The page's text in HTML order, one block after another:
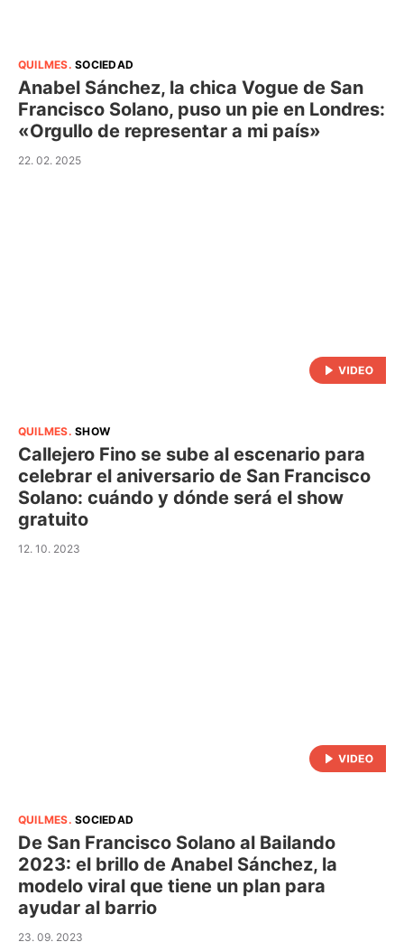
QUILMES.SOCIEDAD
Anabel Sánchez, la chica Vogue de San
Francisco Solano, puso un pie en Londres:
«Orgullo de representar a mi país»
22. 02. 2025
QUILMES.SHOW
Callejero Fino se sube al escenario para
celebrar el aniversario de San Francisco
Solano: cuándo y dónde será el show
gratuito
12. 10. 2023
QUILMES.SOCIEDAD
De San Francisco Solano al Bailando
2023: el brillo de Anabel Sánchez, la
modelo viral que tiene un plan para
ayudar al barrio
23. 09. 2023